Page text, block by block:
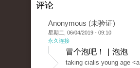
评论
Anonymous (未验证)
星期二, 06/04/2019 - 09:10
永久连接
冒个泡吧！ | 泡泡
taking cialis young age <a